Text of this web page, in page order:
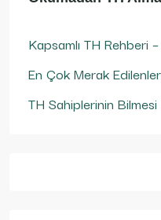
Kapsamlı TH Rehberi
En Çok Merak Edilenler
TH Sahiplerinin